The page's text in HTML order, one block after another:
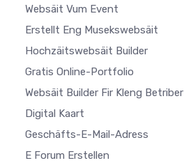
Websäit Vum Event
Erstellt Eng Musekswebsäit
Hochzäitswebsäit Builder
Gratis Online-Portfolio
Websäit Builder Fir Kleng Betriber
Digital Kaart
Geschäfts-E-Mail-Adress
E Forum Erstellen